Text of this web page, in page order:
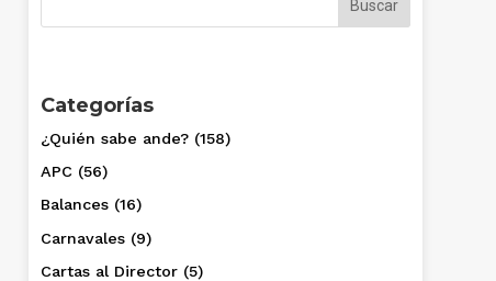
Categorías
¿Quién sabe ande? (158)
APC (56)
Balances (16)
Carnavales (9)
Cartas al Director (5)